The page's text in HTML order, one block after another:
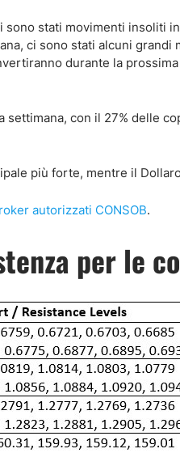
sono stati movimenti insoliti
ci sono stati alcuni
durante la
con il 27% delle
più forte, mentre il
autorizzati CONSOB.
per le